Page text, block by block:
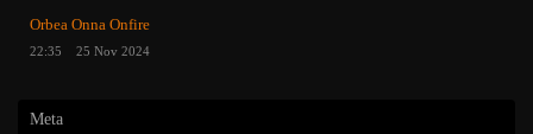
Orbea Onna Onfire
22:35 25 Nov 2024
Meta